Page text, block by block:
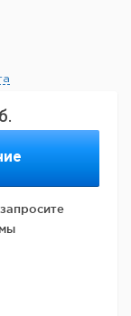
запросите